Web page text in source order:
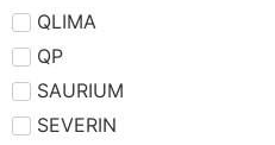
QLIMA
QP
SAURIUM
SEVERIN